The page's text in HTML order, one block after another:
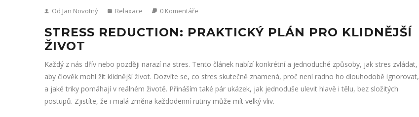
Od Jan Novotný Relaxace 0 Komentáře
STRESS REDUCTION: PRAKTICKÝ PLÁN PRO KLIDNĚJŠÍ
ŽIVOT
Každý z nás dřív nebo později narazí na stres. Tento článek nabízí konkrétní a jednoduché způsoby, jak stres zvládat,
aby člověk mohl žít klidnější život. Dozvíte se, co stres skutečně znamená, proč není radno ho dlouhodobě ignorovat,
a jaké triky pomáhají v reálném životě. Přináším také pár ukázek, jak jednoduše ulevit hlavě i tělu, bez složitých
postupů. Zjistíte, že i malá změna každodenní rutiny může mít velký vliv.